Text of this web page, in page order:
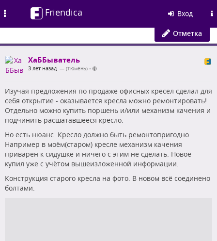
Friendica Вход
Отметка
ХаББыватель
3 лет назад — (Тюмень) •
Изучая предложения по продаже офисных кресел сделал для
себя открытие - оказывается кресла можно ремонтировать!
Отдельно можно купить поршень и/или механизм качения и
подчинить расшатавшееся кресло.
Но есть нюанс. Кресло должно быть ремонтопригодно.
Например в моём(старом) кресле механизм качения
приварен к сидушке и ничего с этим не сделать. Новое
купил уже с учётом вышеизложенной информации.
Конструкция старого кресла на фото. В новом всё соединено
болтами.